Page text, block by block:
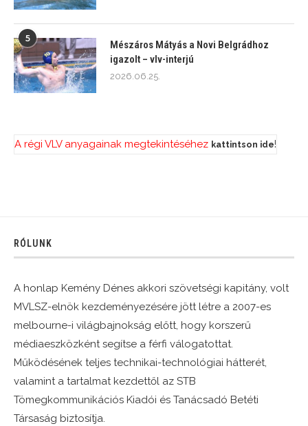
5
Mészáros Mátyás a Novi Belgrádhoz
igazolt – vlv-interjú
2026.06.25.
A régi VLV anyagainak megtekintéséhez kattintson ide!
RÓLUNK
A honlap Kemény Dénes akkori szövetségi kapitány, volt
MVLSZ-elnök kezdeményezésére jött létre a 2007-es
melbourne-i világbajnokság előtt, hogy korszerű
médiaeszközként segítse a férfi válogatottat.
Működésének teljes technikai-technológiai hátterét,
valamint a tartalmat kezdettől az STB
Tömegkommunikációs Kiadói és Tanácsadó Betéti
Társaság biztosítja.